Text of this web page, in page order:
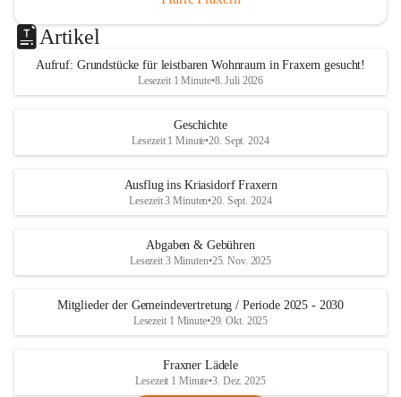
Artikel
Aufruf: Grundstücke für leistbaren Wohnraum in Fraxern gesucht!
Lesezeit 1 Minute•8. Juli 2026
Geschichte
Lesezeit 1 Minute•20. Sept. 2024
Ausflug ins Kriasidorf Fraxern
Lesezeit 3 Minuten•20. Sept. 2024
Abgaben & Gebühren
Lesezeit 3 Minuten•25. Nov. 2025
Mitglieder der Gemeindevertretung / Periode 2025 - 2030
Lesezeit 1 Minute•29. Okt. 2025
Fraxner Lädele
Lesezeit 1 Minute•3. Dez. 2025